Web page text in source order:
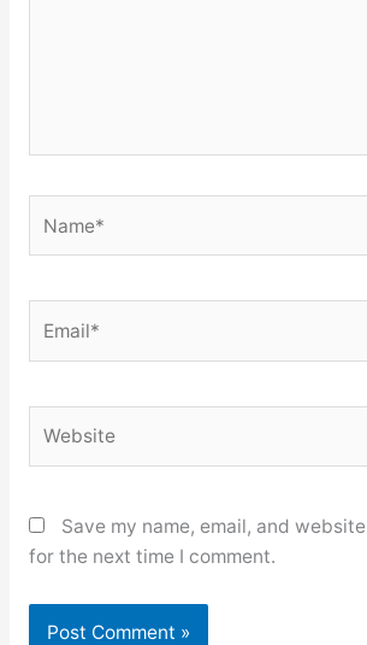
Save my name, email, and
for the next time I comment.